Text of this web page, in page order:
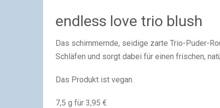
endless love trio blush
Das schimmernde, seidige zarte Trio-Puder-
Schläfen und sorgt dabei für einen frischen,
Das Produkt ist vegan.
7,5 g für 3,95 €